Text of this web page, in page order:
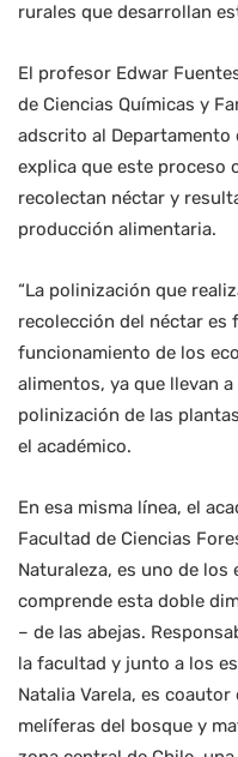
rurales que desarrollan
El profesor Edwar
de Ciencias Químicas y
adscrito al Departamento
explica que este proceso
recolectan néctar y
producción alimentaria.
“La polinización que
recolección del néctar es
funcionamiento de los
alimentos, ya que llevan
polinización de las
el académico.
En esa misma línea, el
Facultad de Ciencias
Naturaleza, es uno de
comprende esta doble
– de las abejas.
la facultad y junto a los
Natalia Varela, es
melíferas del bosque y